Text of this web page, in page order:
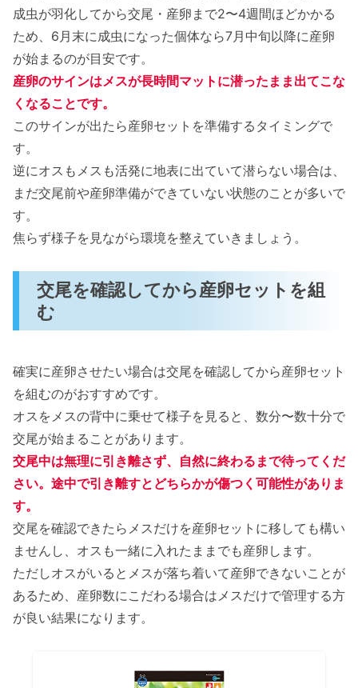
成虫が羽化してから交尾・産卵まで2〜4週間ほどかかる
ため、6月末に成虫になった個体なら7月中旬以降に産卵
が始まるのが目安です。
産卵のサインはメスが長時間マットに潜ったまま出てこな
くなることです。
このサインが出たら産卵セットを準備するタイミングで
す。
逆にオスもメスも活発に地表に出ていて潜らない場合は、
まだ交尾前や産卵準備ができていない状態のことが多いで
す。
焦らず様子を見ながら環境を整えていきましょう。
交尾を確認してから産卵セットを組
む
確実に産卵させたい場合は交尾を確認してから産卵セット
を組むのがおすすめです。
オスをメスの背中に乗せて様子を見ると、数分〜数十分で
交尾が始まることがあります。
交尾中は無理に引き離さず、自然に終わるまで待ってくだ
さい。途中で引き離すとどちらかが傷つく可能性がありま
す。
交尾を確認できたらメスだけを産卵セットに移しても構い
ませんし、オスも一緒に入れたままでも産卵します。
ただしオスがいるとメスが落ち着いて産卵できないことが
あるため、産卵数にこだわる場合はメスだけで管理する方
が良い結果になります。